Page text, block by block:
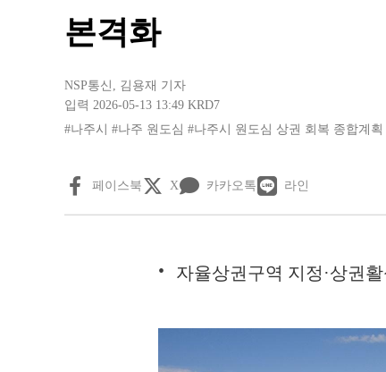
본격화
NSP통신 , 김용재 기자
입력 2026-05-13 13:49 KRD7
#나주시
#나주 원도심 #나주시 원도심 상권 회복 종합계획
페이스북 X 카카오톡 라인
자율상권구역 지정·상권